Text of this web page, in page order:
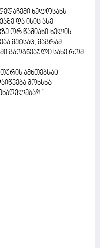
ხელოსანს
და ისიც ასე
ორ წამიანი ხელის
მეტსაც, მაგრამ
გაოგნებული სახე რომ
ამნთებსაც
მოხსნა-
"